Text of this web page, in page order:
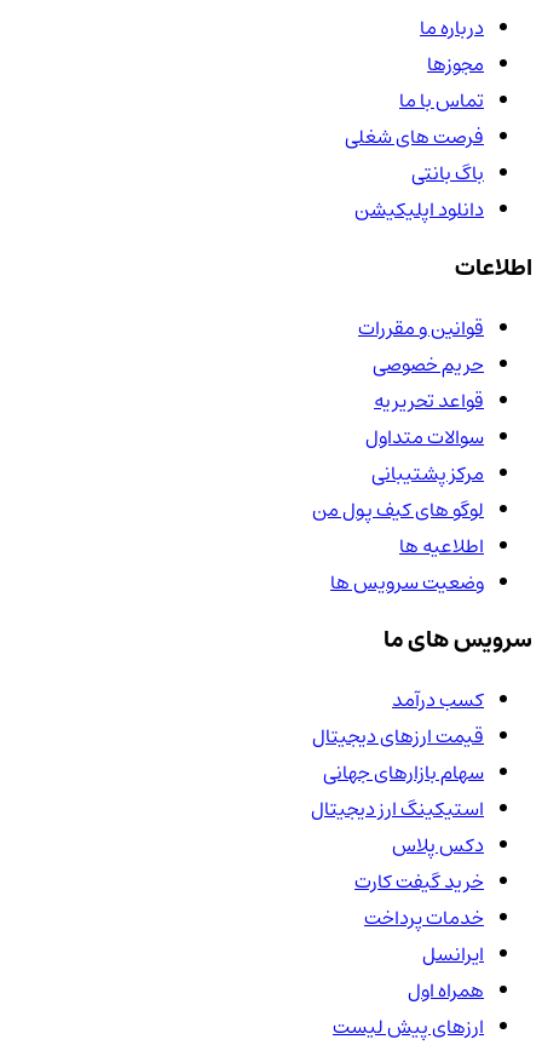
درباره ما
مجوزها
تماس با ما
فرصت های شغلی
باگ بانتی
دانلود اپلیکیشن
اطلاعات
قوانین و مقررات
حریم خصوصی
قواعد تحریریه
سوالات متداول
مرکز پشتیبانی
لوگو های کیف پول من
اطلاعیه ها
وضعیت سرویس ها
سرویس های ما
کسب درآمد
قیمت ارزهای دیجیتال
سهام بازارهای جهانی
استیکینگ ارز دیجیتال
دکس پلاس
خرید گیفت کارت
خدمات پرداخت
ایرانسل
همراه اول
ارزهای پیش لیست